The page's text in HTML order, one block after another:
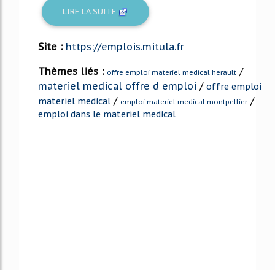
LIRE LA SUITE
Site : https://emplois.mitula.fr
Thèmes liés : offre emploi materiel medical herault /
materiel medical offre d emploi / offre emploi
materiel medical / emploi materiel medical montpellier /
emploi dans le materiel medical